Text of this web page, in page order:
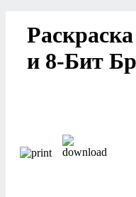
и 8-Бит